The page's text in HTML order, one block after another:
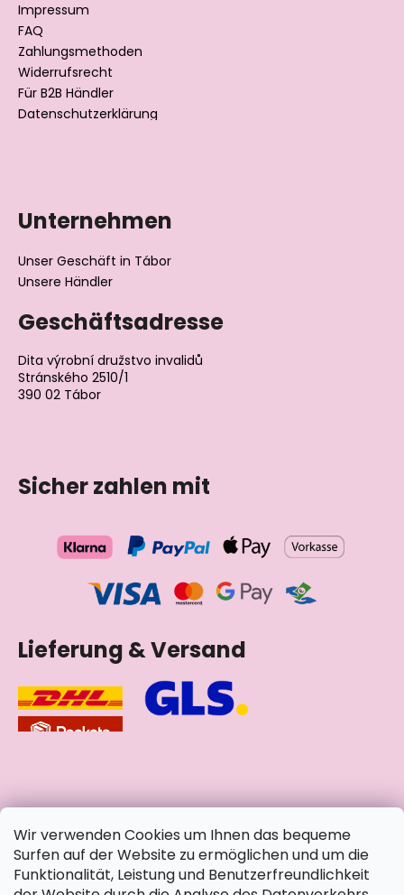
Wir verwenden Cookies um Ihnen das bequeme
Surfen auf der Website zu ermöglichen und um die
Funktionalität, Leistung und Benutzerfreundlichkeit
Impressum
FAQ
Zahlungsmethoden
Widerrufsrecht
Für B2B Händler
Datenschutzerklärung
Unternehmen
Unser Geschäft in Tábor
Unsere Händler
Geschäftsadresse
Dita výrobní družstvo invalidů
Stránského 2510/1
390 02 Tábor
Sicher zahlen mit
Lieferung & Versand
soziale Netzwerke